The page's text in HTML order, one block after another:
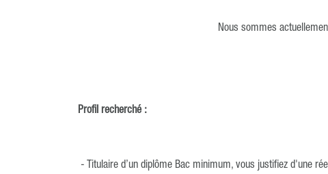
Nous sommes
Profil recherché :
- Titulaire d’un diplôme Bac minimum, vous justifiez d'une